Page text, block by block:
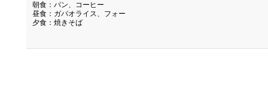
朝食：パン、コーヒー
昼食：ガパオライス、フォー
夕食：焼きそば